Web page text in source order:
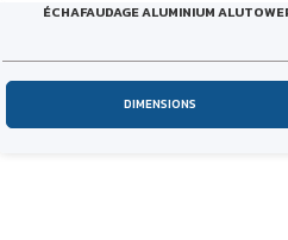
ÉCHAFAUDAGE ALUMINIUM
DIMENSIONS